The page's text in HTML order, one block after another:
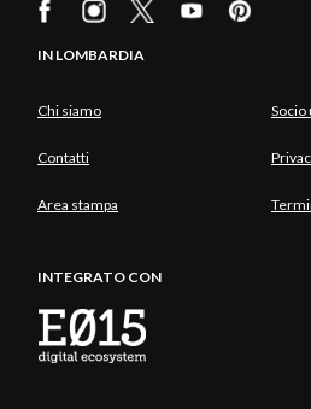
IN LOMBARDIA
Chi siamo Socio
Contatti
Area stampa
INTEGRATO CON